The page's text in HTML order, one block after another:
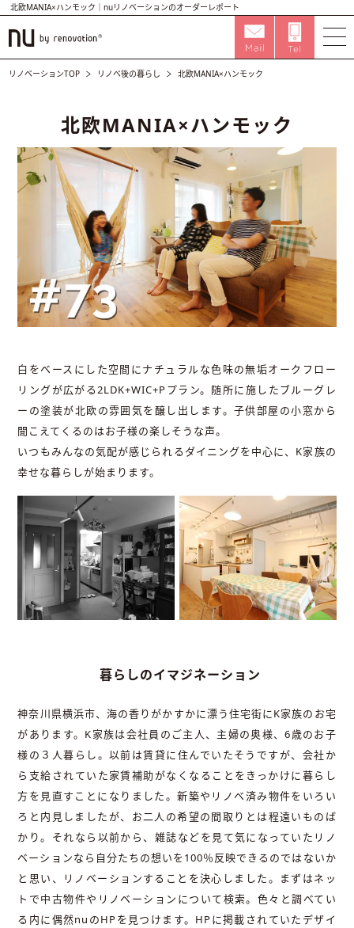
北欧MANIA×ハンモック｜nuリノベーションのオーダーレポート
リノベーションTOP リノベ後の暮らし 北欧MANIA×ハンモック
北欧MANIA×ハンモック
白をベースにした空間にナチュラルな色味の無垢オークフロー
リングが広がる2LDK+WIC+Pプラン。随所に施したブルーグレ
ーの塗装が北欧の雰囲気を醸し出します。子供部屋の小窓から
聞こえてくるのはお子様の楽しそうな声。
いつもみんなの気配が感じられるダイニングを中心に、K家族の
幸せな暮らしが始まります。
暮らしのイマジネーション
神奈川県横浜市、海の香りがかすかに漂う住宅街にK家族のお宅
があります。K家族は会社員のご主人、主婦の奥様、6歳のお子
様の３人暮らし。以前は賃貸に住んでいたそうですが、会社か
ら支給されていた家賃補助がなくなることをきっかけに暮らし
方を見直すことになりました。新築やリノベ済み物件をいろい
ろと内見しましたが、お二人の希望の間取りとは程遠いものば
かり。それなら以前から、雑誌などを見て気になっていたリノ
ベーションなら自分たちの想いを100％反映できるのではないか
と思い、リノベーションすることを決心しました。まずはネッ
トで中古物件やリノベーションについて検索。色々と調べてい
る内に偶然nuのHPを見つけます。HPに掲載されていたデザイ